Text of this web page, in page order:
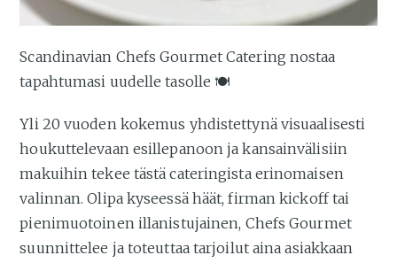
Scandinavian Chefs Gourmet Catering nostaa
tapahtumasi uudelle tasolle 🍽️
Yli 20 vuoden kokemus yhdistettynä visuaalisesti
houkuttelevaan esillepanoon ja kansainvälisiin
makuihin tekee tästä cateringista erinomaisen
valinnan. Olipa kyseessä häät, firman kickoff tai
pienimuotoinen illanistujainen, Chefs Gourmet
suunnittelee ja toteuttaa tarjoilut aina asiakkaan